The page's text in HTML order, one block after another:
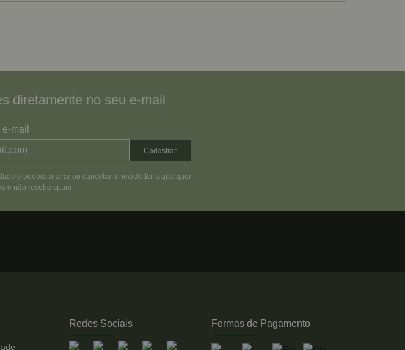
diretamente no seu e-mail
mail
Cadastrar
e poderá alterar ou cancelar a newsletter a qualquer
e não recebe spam
Redes Sociais Formas de Pagamento